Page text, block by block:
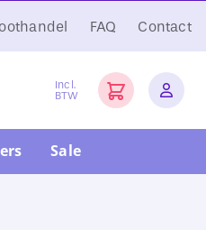
FAQ Contact
Incl.
BTW
Sale